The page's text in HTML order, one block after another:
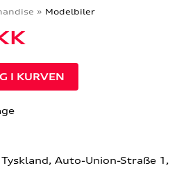
» Modelbiler
Auto-Union-Straße 1,